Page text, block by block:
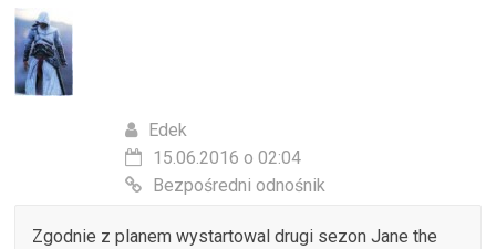
Edek
15.06.2016 o 02:04
Bezpośredni odnośnik
Zgodnie z planem wystartowal drugi sezon Jane the